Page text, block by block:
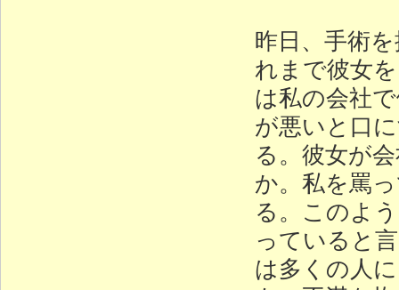
昨日、手術
れまで彼女
は私の会社
が悪いと口
る。彼女が
か。私を罵
る。このよ
っていると
は多くの人